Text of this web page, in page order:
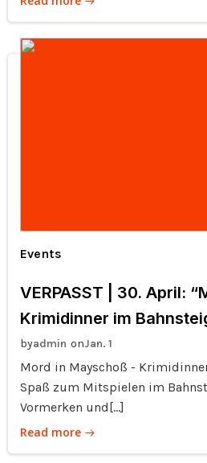
Events
VERPASST | 30. April:
Krimidinner im
byadmin onJan. 1
Mord in Mayschoß -
Spaß zum Mitspielen im
Vormerken und[…]
Read more